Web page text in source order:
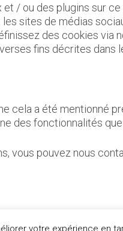
/ ou des plugins sur
sites de médias
des cookies
fins décrites dans
cela a été mentionné
des fonctionnalités
vous pouvez nous
votre expérience en